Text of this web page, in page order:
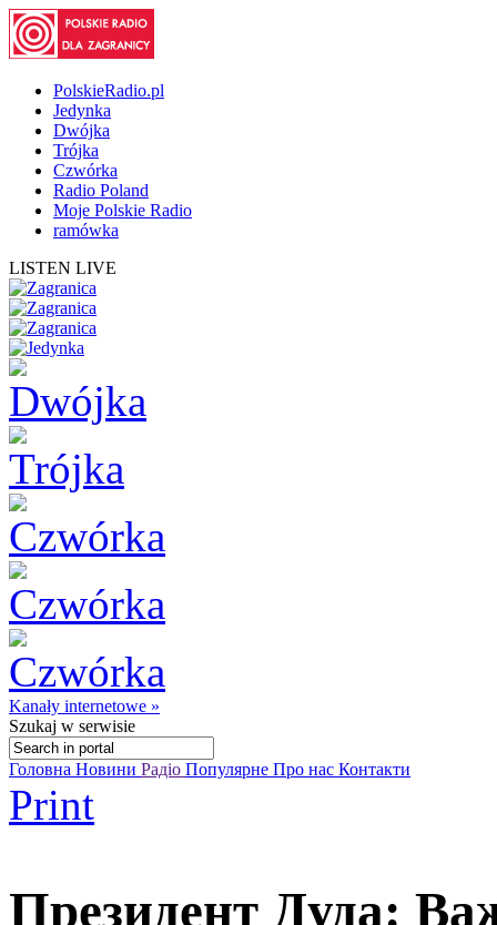
PolskieRadio.pl
Jedynka
Dwójka
Trójka
Czwórka
Radio Poland
Moje Polskie Radio
ramówka
LISTEN LIVE
Kanały internetowe »
Szukaj w serwisie
Головна Новини Радіо Популярне Про нас Контакти
Print
Президент Дуда: